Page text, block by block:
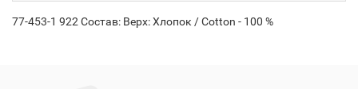
77-453-1 922 Состав: Верх: Хлопок / Cotton - 100 %